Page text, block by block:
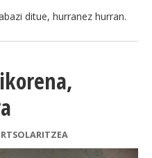
ditue, hurranez hurran.